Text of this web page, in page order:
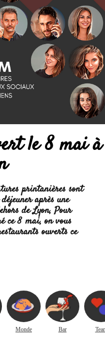
le 8 mai à
printanières sont
après une
de Lyon, Pour
ce 8 mai, on vous
ouverts ce
Monde Bar